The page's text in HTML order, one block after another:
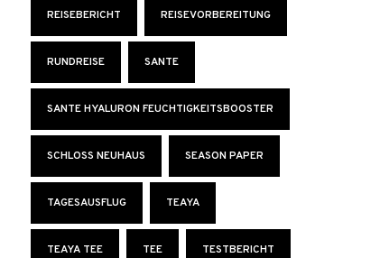
REISEBERICHT REISEVORBEREITUNG
RUNDREISE SANTE
SANTE HYALURON FEUCHTIGKEITSBOOSTER
SCHLOSS NEUHAUS SEASON PAPER
TAGESAUSFLUG TEAYA
TEAYA TEE TEE TESTBERICHT